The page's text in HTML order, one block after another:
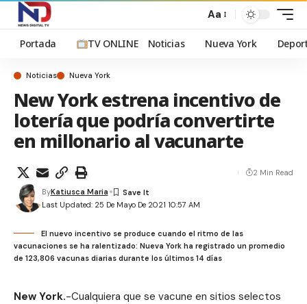
Aa
Portada TV ONLINE Noticias Nueva York
Noticias Nueva York
New York estrena incentivo de
lotería que podría convertirte
en millonario al vacunarte
Last Updated: 25 De Mayo De 2021 10:57 AM
ByKatiusca Maria
2 Min Read
El nuevo incentivo se produce cuando el ritmo de las
vacunaciones se ha ralentizado: Nueva York ha registrado un promedio
de 123,806 vacunas diarias durante los últimos 14 días
New York.-Cualquiera que se vacune en sitios selectos